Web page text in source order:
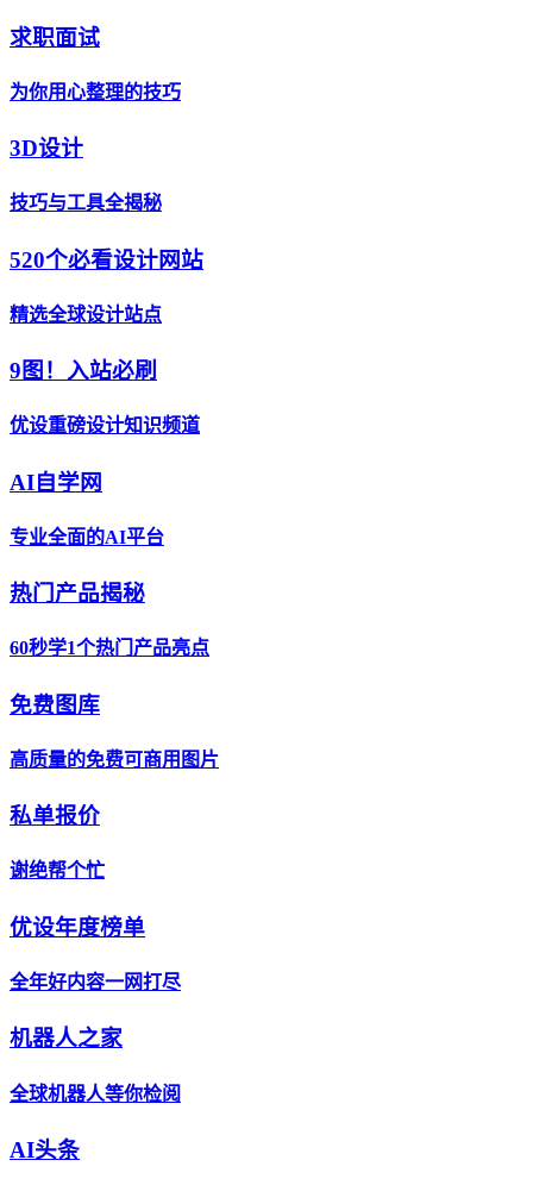
求职面试
为你用心整理的技巧
3D设计
技巧与工具全揭秘
520个必看设计网站
精选全球设计站点
9图！入站必刷
优设重磅设计知识频道
AI自学网
专业全面的AI平台
热门产品揭秘
60秒学1个热门产品亮点
免费图库
高质量的免费可商用图片
私单报价
谢绝帮个忙
优设年度榜单
全年好内容一网打尽
机器人之家
全球机器人等你检阅
AI头条